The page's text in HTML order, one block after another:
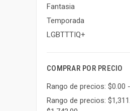
Fantasia
Temporada
LGBTTTIQ+
COMPRAR POR PRECIO
Rango de precios: $0.00
Rango de precios: